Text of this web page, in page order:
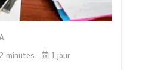
2 minutes 1 jour